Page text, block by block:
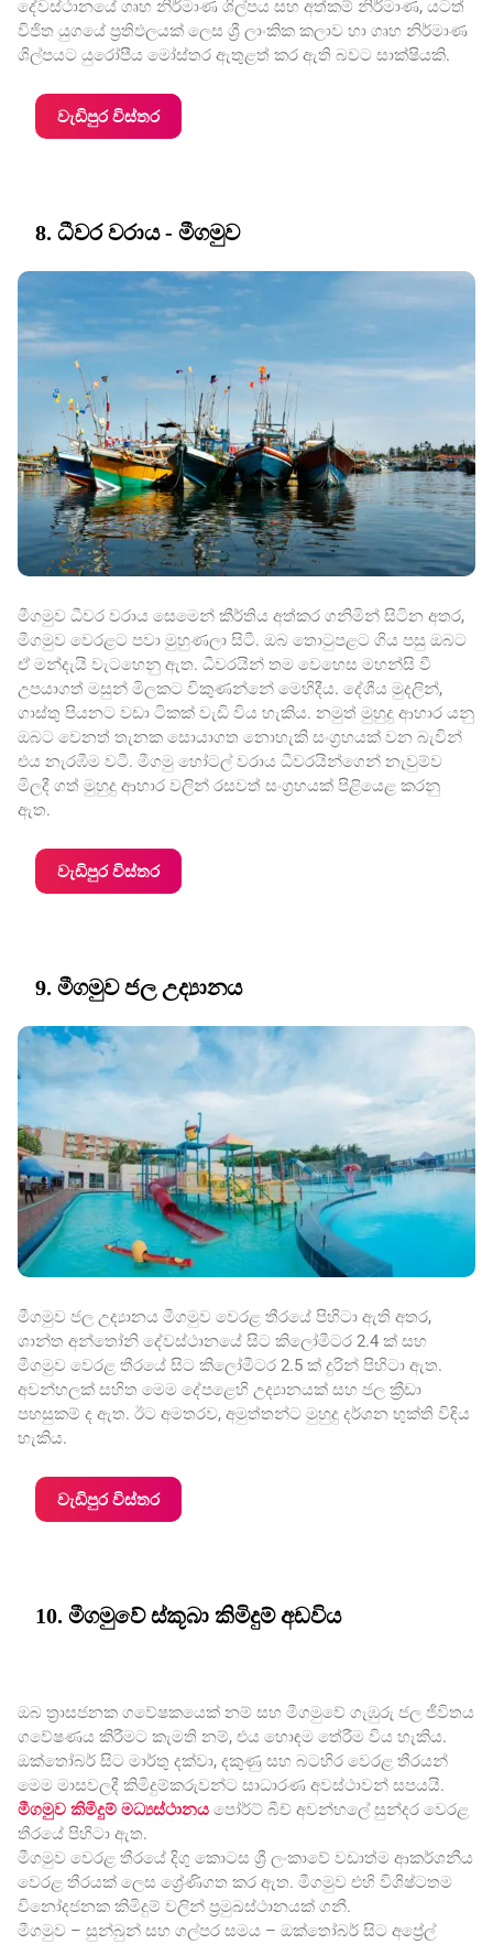
දේවස්ථානයේ ගෘහ නිර්මාණ ශිල්පය සහ අත්කම් නිර්මාණ, යටත්
විජිත යුගයේ ප්‍රතිඵලයක් ලෙස ශ්‍රී ලාංකික කලාව හා ගෘහ නිර්මාණ
ශිල්පයට යුරෝපීය මෝස්තර ඇතුළත් කර ඇති බවට සාක්ෂියකි.
වැඩිපුර විස්තර
8. ධීවර වරාය - මීගමුව
මීගමුව ධීවර වරාය සෙමෙන් කීර්තිය අත්කර ගනිමින් සිටින අතර,
මීගමුව වෙරළට පවා මුහුණලා සිටී. ඔබ තොටුපළට ගිය පසු ඔබට
ඒ මන්දැයි වැටහෙනු ඇත. ධීවරයින් තම වෙහෙස මහන්සි වී
උපයාගත් මසුන් මිලකට විකුණන්නේ මෙහිදීය. දේශීය මුදලින්,
ගාස්තු පියනට වඩා ටිකක් වැඩි විය හැකිය. නමුත් මුහුදු ආහාර යනු
ඔබට වෙනත් තැනක සොයාගත නොහැකි සංග්‍රහයක් වන බැවින්
එය නැරඹීම වටී. මීගමු හෝටල් වරාය ධීවරයින්ගෙන් නැවුම්ව
මිලදී ගත් මුහුදු ආහාර වලින් රසවත් සංග්‍රහයක් පිළියෙළ කරනු
ඇත.
වැඩිපුර විස්තර
9. මීගමුව ජල උද්‍යානය
මීගමුව ජල උද්‍යානය මීගමුව වෙරළ තීරයේ පිහිටා ඇති අතර,
ශාන්ත අන්තෝනි දේවස්ථානයේ සිට කිලෝමීටර 2.4 ක් සහ
මීගමුව වෙරළ තීරයේ සිට කිලෝමීටර 2.5 ක් දුරින් පිහිටා ඇත.
අවන්හලක් සහිත මෙම දේපළෙහි උද්‍යානයක් සහ ජල ක්‍රීඩා
පහසුකම් ද ඇත. ඊට අමතරව, අමුත්තන්ට මුහුදු දර්ශන භුක්ති විඳිය
හැකිය.
වැඩිපුර විස්තර
10. මීගමුවේ ස්කූබා කිමිදුම් අඩවිය
ඔබ ත්‍රාසජනක ගවේෂකයෙක් නම් සහ මීගමුවේ ගැඹුරු ජල ජීවිතය
ගවේෂණය කිරීමට කැමති නම්, එය හොඳම තේරීම විය හැකිය.
ඔක්තෝබර් සිට මාර්තු දක්වා, දකුණු සහ බටහිර වෙරළ තීරයන්
මෙම මාසවලදී කිමිදුම්කරුවන්ට සාධාරණ අවස්ථාවන් සපයයි.
මීගමුව කිමිදුම් මධ්‍යස්ථානය පෝර්ට් බීච් අවන්හලේ සුන්දර වෙරළ
තීරයේ පිහිටා ඇත.
මීගමුව වෙරළ තීරයේ දිගු කොටස ශ්‍රී ලංකාවේ වඩාත්ම ආකර්ශනීය
වෙරළ තීරයක් ලෙස ශ්‍රේණිගත කර ඇත. මීගමුව එහි විශිෂ්ටතම
විනෝදජනක කිමිදුම් වලින් ප්‍රමුඛස්ථානයක් ගනී.
මීගමුව – සුන්බුන් සහ ගල්පර සමය – ඔක්තෝබර් සිට අප්‍රේල්